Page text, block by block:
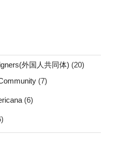
外国人共同体) (20)
(7)
(6)